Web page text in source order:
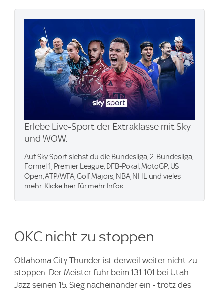
Erlebe Live-Sport der Extraklasse mit Sky
und WOW.
Auf Sky Sport siehst du die Bundesliga, 2. Bundesliga,
Formel 1, Premier League, DFB-Pokal, MotoGP, US
Open, ATP/WTA, Golf Majors, NBA, NHL und vieles
mehr. Klicke hier für mehr Infos.
OKC nicht zu stoppen
Oklahoma City Thunder ist derweil weiter nicht zu
stoppen. Der Meister fuhr beim 131:101 bei Utah
Jazz seinen 15. Sieg nacheinander ein - trotz des